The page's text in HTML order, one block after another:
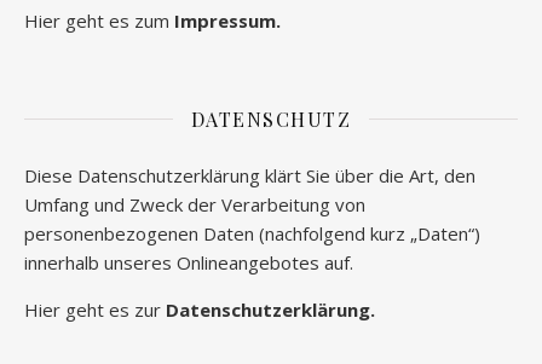
Hier geht es zum Impressum.
DATENSCHUTZ
Diese Datenschutzerklärung klärt Sie über die Art, den
Umfang und Zweck der Verarbeitung von
personenbezogenen Daten (nachfolgend kurz „Daten“)
innerhalb unseres Onlineangebotes auf.
Hier geht es zur Datenschutzerklärung.